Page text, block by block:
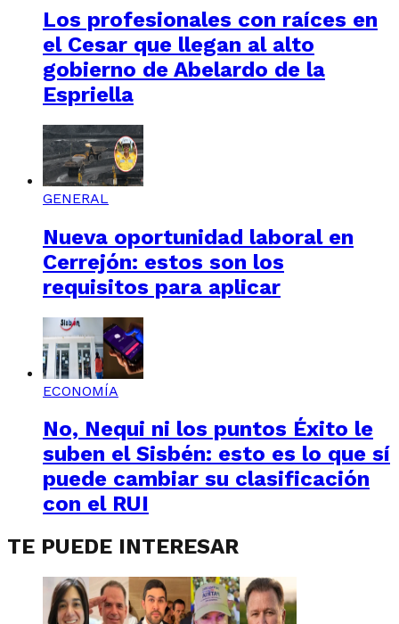
Los profesionales con raíces en
el Cesar que llegan al alto
gobierno de Abelardo de la
Espriella
GENERAL
Nueva oportunidad laboral en
Cerrejón: estos son los
requisitos para aplicar
ECONOMÍA
No, Nequi ni los puntos Éxito le
suben el Sisbén: esto es lo que sí
puede cambiar su clasificación
con el RUI
TE PUEDE INTERESAR